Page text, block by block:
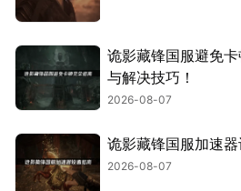
诡影藏锋国服避免
与解决技巧！
2026-08-07
诡影藏锋国服加速器
2026-08-07